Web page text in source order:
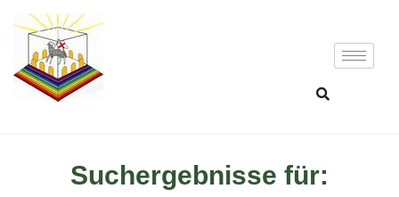
Suchergebnisse für: